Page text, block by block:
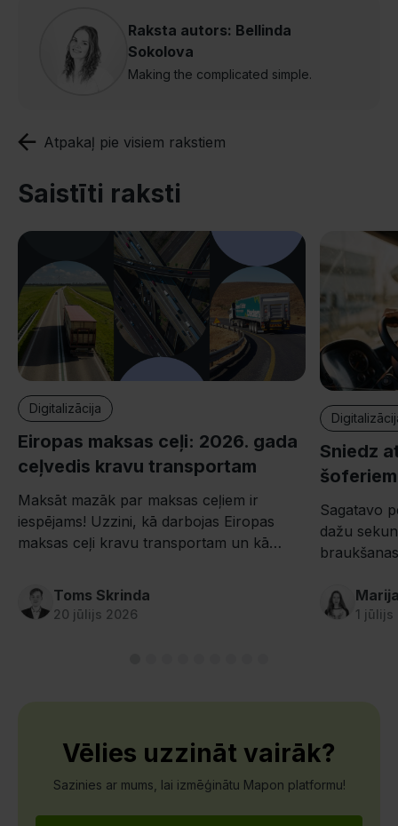
Raksta autors: Bellinda
Sokolova
Making the complicated simple.
Atpakaļ pie visiem rakstiem
Saistīti raksti
Digitalizācija
Eiropas maksas ceļi: 2026. gada
ceļvedis kravu transportam
Maksāt mazāk par maksas ceļiem ir
iespējams! Uzzini, kā darbojas Eiropas
maksas ceļi kravu transportam un kā
Toms Skrinda
20 jūlijs 2026
Sniedz
Sagatavo
dažu
balstīts MI.
1 jūlijs
Vēlies uzzināt vairāk?
Sazinies ar mums, lai izmēģinātu Mapon platformu!